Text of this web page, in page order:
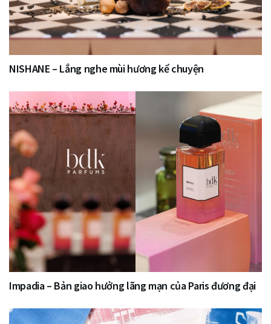
NISHANE – Lắng nghe mùi hương kể chuyện
Impadia – Bản giao hưởng lãng mạn của Paris đương đại